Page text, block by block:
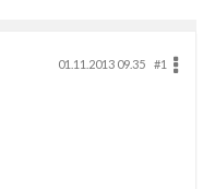
01.11.2013 09.35
#1